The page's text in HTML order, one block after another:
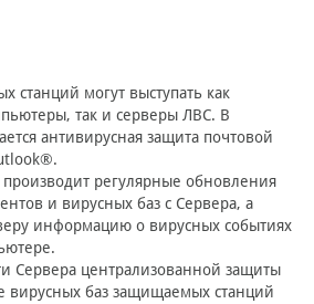
станций могут выступать как
так и серверы ЛВС. В
антивирусная защита почтовой
регулярные обновления
и вирусных баз с Сервера, а
информацию о вирусных событиях
Сервера централизованной защиты
вирусных баз защищаемых станций